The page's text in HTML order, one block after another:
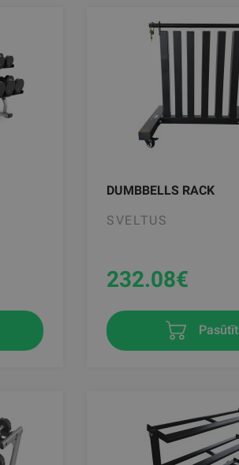
DUMBBELLS RACK
SVELTUS
232.08€
Pasūtīt